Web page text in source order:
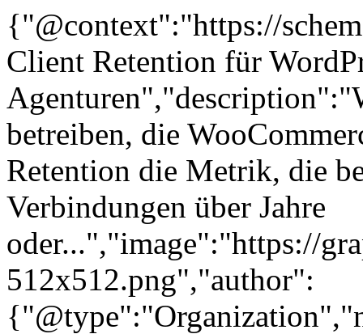
{"@context":"https://
Client Retention für
betreiben, die
Retention die Metrik, die
Verbindungen über Jahre
oder...","image":"https://
512x512.png","author":